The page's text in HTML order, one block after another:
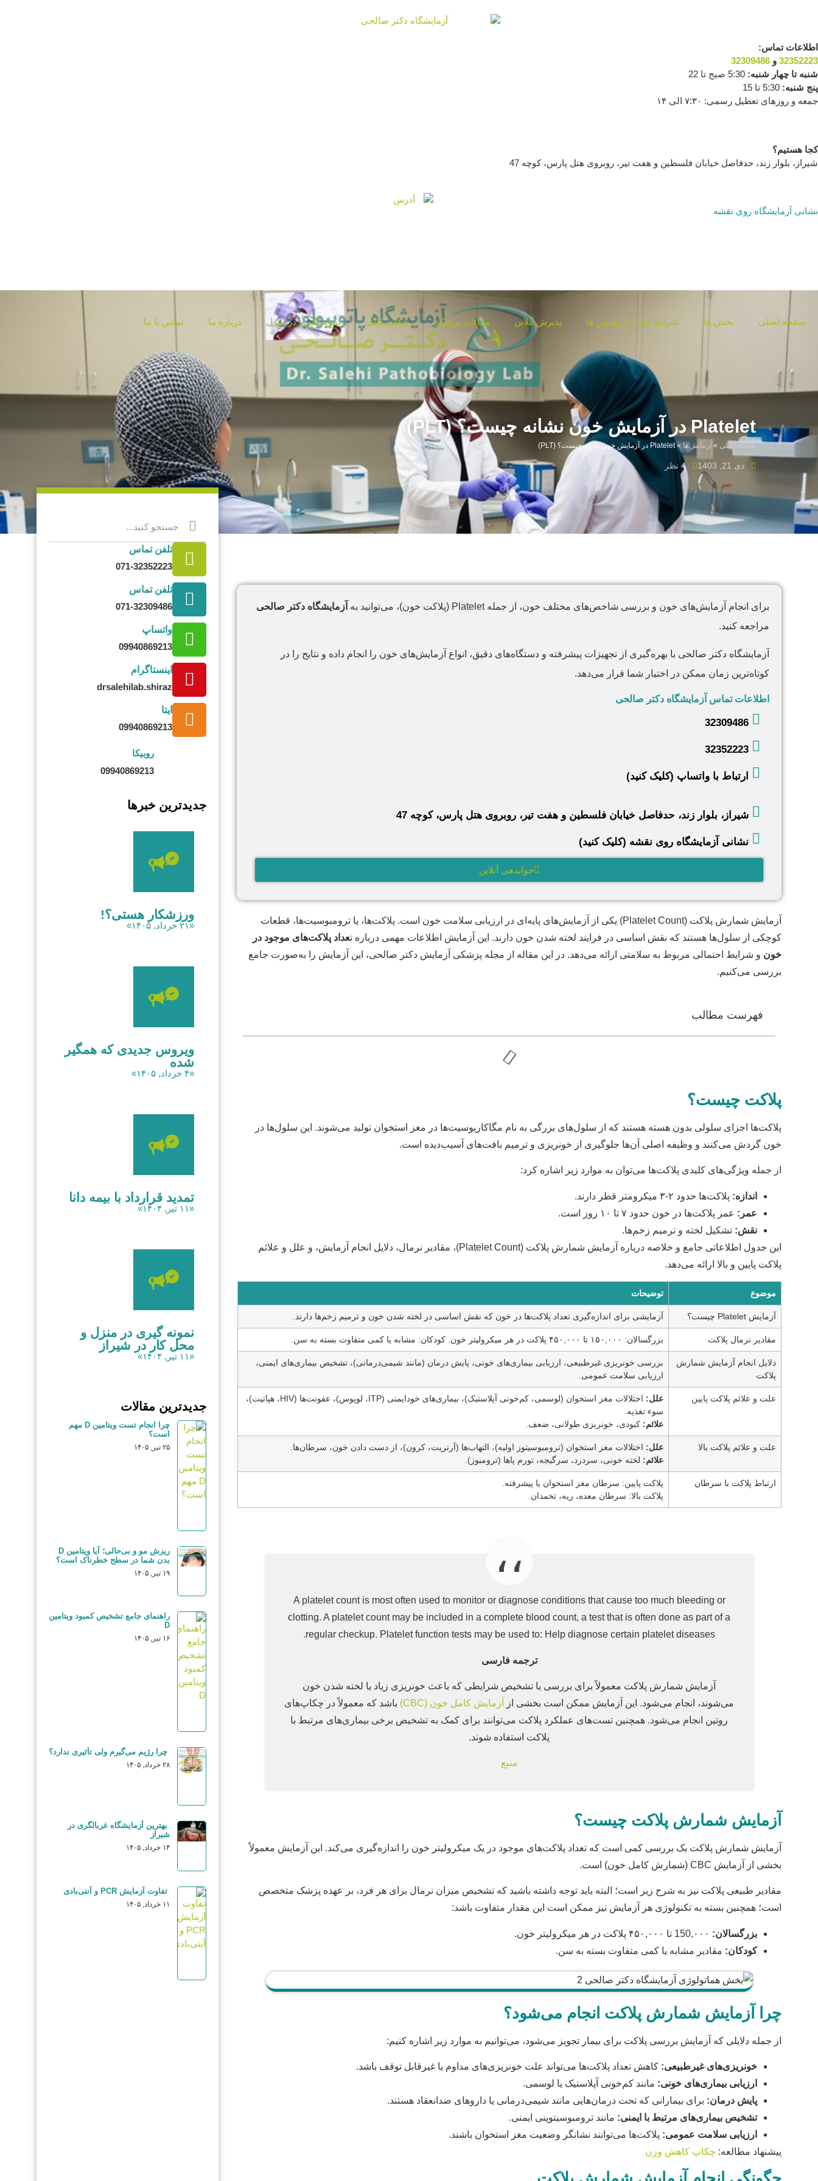
اطلاعات تماس:
32352223 و 32309486
شنبه تا چهار شنبه:
پنج شنبه:
جمعه و روزهای تعطیل رسمی: ۷:۳۰ الی ۱۴
کجا هستیم؟
شیراز، بلوار زند، حدفاصل خیابان فلسطین و هفت تیر، روبروی هتل پارس، کوچه 47
نشانی آزمایشگاه روی نقشه
صفحه اصلی بخش ها شرایط قبل از آزمایش ها پذیرش آنلاین مقالات پزشکی چکاپ کامل نمونه گیری در منزل درباره ما تماس با ما
Platelet در آزمایش خون نشانه چیست؟ (PLT)
صفحه اصلی » آزمایش‌ها»Platelet در آزمایش خون نشانه چیست؟ (PLT)
دی 21, 1403 4 نظر
برای انجام آزمایش‌های خون و بررسی شاخص‌های مختلف خون، از جمله Platelet (پلاکت خون)، می‌توانید به
آزمایشگاه دکتر صالحی
مراجعه کنید.
آزمایشگاه دکتر صالحی با بهره‌گیری از تجهیزات پیشرفته و دستگاه‌های دقیق، انواع آزمایش‌های خون را انجام داده و نتایج را در
کوتاه‌ترین زمان ممکن در اختیار شما قرار می‌دهد.
اطلاعات تماس آزمایشگاه دکتر صالحی
32309486
32352223
ارتباط با واتساپ (کلیک کنید)
شیراز، بلوار زند، حدفاصل خیابان فلسطین و هفت تیر، روبروی هتل پارس، کوچه 47
نشانی آزمایشگاه روی نقشه (کلیک کنید)
جوابدهی آنلاین
آزمایش شمارش پلاکت (Platelet Count) یکی از آزمایش‌های پایه‌ای در ارزیابی سلامت خون است. پلاکت‌ها، یا ترومبوسیت‌ها، قطعات
کوچکی از سلول‌ها هستند که نقش اساسی در فرایند لخته شدن خون دارند. این آزمایش اطلاعات مهمی درباره تعداد پلاکت‌های موجود در
خون و شرایط احتمالی مربوط به سلامتی ارائه می‌دهد. در این مقاله از مجله پزشکی آزمایش دکتر صالحی، این آزمایش را به‌صورت جامع
بررسی می‌کنیم.
فهرست مطالب
پلاکت چیست؟
پلاکت‌ها اجزای سلولی بدون هسته هستند که از سلول‌های بزرگی به نام مگاکاریوسیت‌ها در مغز استخوان تولید می‌شوند. این سلول‌ها در
خون گردش می‌کنند و وظیفه اصلی آن‌ها جلوگیری از خونریزی و ترمیم بافت‌های آسیب‌دیده است.
از جمله ویژگی‌های کلیدی پلاکت‌ها می‌توان به موارد زیر اشاره کرد:
اندازه: پلاکت‌ها حدود ۲-۳ میکرومتر قطر دارند.
عمر: عمر پلاکت‌ها در خون حدود ۷ تا ۱۰ روز است.
نقش: تشکیل لخته و ترمیم زخم‌ها.
این جدول اطلاعاتی جامع و خلاصه درباره آزمایش شمارش پلاکت (Platelet Count)، مقادیر نرمال، دلایل انجام آزمایش، و علل و علائم
پلاکت پایین و بالا ارائه می‌دهد.
موضوع توضیحات
آزمایش Platelet چیست؟ آزمایشی برای اندازه‌گیری تعداد پلاکت‌ها در خون که نقش اساسی در لخته شدن خون و ترمیم زخم‌ها دارند.
مقادیر نرمال پلاکت بزرگسالان: ۱۵۰,۰۰۰ تا ۴۵۰,۰۰۰ پلاکت در هر میکرولیتر خون. کودکان: مشابه یا کمی متفاوت بسته به سن.
دلایل انجام آزمایش شمارش
پلاکت
بررسی خونریزی غیرطبیعی، ارزیابی بیماری‌های خونی، پایش درمان (مانند شیمی‌درمانی)، تشخیص بیماری‌های ایمنی،
ارزیابی سلامت عمومی.
علت و علائم پلاکت پایین علل:
اختلالات مغز استخوان (لوسمی، کم‌خونی آپلاستیک)، بیماری‌های خودایمنی (ITP، لوپوس)، عفونت‌ها (HIV، هپاتیت)،
سوء تغذیه.
علائم: کبودی، خونریزی طولانی، ضعف.
علت و علائم پلاکت بالا علل: اختلالات مغز استخوان (ترومبوسیتوز اولیه)، التهاب‌ها (آرتریت، کرون)، از دست دادن خون، سرطان‌ها.
علائم: لخته خونی، سردرد، سرگیجه، تورم پاها (ترومبوز).
ارتباط پلاکت با سرطان
پلاکت پایین: سرطان مغز استخوان یا پیشرفته.
پلاکت بالا: سرطان معده، ریه، تخمدان.
A platelet count is most often used to monitor or diagnose conditions that cause too much bleeding or
clotting. A platelet count may be included in a complete blood count, a test that is often done as part of a
regular checkup. Platelet function tests may be used to: Help diagnose certain platelet diseases.
ترجمه فارسی
آزمایش شمارش پلاکت معمولاً برای بررسی یا تشخیص شرایطی که باعث خونریزی زیاد یا لخته شدن خون
می‌شوند، انجام می‌شود. این آزمایش ممکن است بخشی از
آزمایش کامل خون (CBC)
باشد که معمولاً در چکاپ‌های
روتین انجام می‌شود. همچنین تست‌های عملکرد پلاکت می‌توانند برای کمک به تشخیص برخی بیماری‌های مرتبط با
پلاکت استفاده شوند.
منبع
آزمایش شمارش پلاکت چیست؟
آزمایش شمارش پلاکت یک بررسی کمی است که تعداد پلاکت‌های موجود در یک میکرولیتر خون را اندازه‌گیری می‌کند. این آزمایش معمولاً
بخشی از آزمایش CBC (شمارش کامل خون) است.
مقادیر طبیعی پلاکت نیز به شرح زیر است؛ البته باید توجه داشته باشید که تشخیص میزان نرمال برای هر فرد، بر عهده پزشک متخصص
است؛ همچنین بسته به تکنولوژی هر آزمایش نیز ممکن است این مقدار متفاوت باشد:
بزرگسالان:
کودکان: مقادیر مشابه یا کمی متفاوت بسته به سن.
چرا آزمایش شمارش پلاکت انجام می‌شود؟
از جمله دلایلی که آزمایش بررسی پلاکت برای بیمار تجویز می‌شود، می‌توانیم به موارد زیر اشاره کنیم:
خونریزی‌های غیرطبیعی: کاهش تعداد پلاکت‌ها می‌تواند علت خونریزی‌های مداوم یا غیرقابل توقف باشد.
ارزیابی بیماری‌های خونی: مانند کم‌خونی آپلاستیک یا لوسمی.
پایش درمان: برای بیمارانی که تحت درمان‌هایی مانند شیمی‌درمانی یا داروهای ضدانعقاد هستند.
تشخیص بیماری‌های مرتبط با ایمنی: مانند ترومبوسیتوپنی ایمنی.
ارزیابی سلامت عمومی: پلاکت‌ها می‌توانند نشانگر وضعیت مغز استخوان باشند.
پیشنهاد مطالعه: چکاپ کاهش وزن
تلفن تماس
071-32352223
تلفن تماس
071-32309486
واتساپ
09940869213
اینستاگرام
drsalehilab.shiraz
ایتا
09940869213
روبیکا
09940869213
جدیدترین خبرها
ورزشکار هستی؟!
«۲۱ خرداد, ۱۴۰۵»
ویروس جدیدی که همگیر
شده
«۴ خرداد, ۱۴۰۵»
تمدید قرارداد با بیمه دانا
«۱۱ تیر, ۱۴۰۴»
نمونه گیری در منزل و
محل کار در شیراز
«۱۱ تیر, ۱۴۰۴»
جدیدترین مقالات
چرا انجام تست ویتامین D مهم
است؟
۲۵ تیر, ۱۴۰۵
ریزش مو و بی‌حالی؛ آیا ویتامین D
بدن شما در سطح خطرناک است؟
۱۹ تیر, ۱۴۰۵
راهنمای جامع تشخیص کمبود ویتامین
D
۱۶ تیر, ۱۴۰۵
چرا رژیم می‌گیرم ولی تأثیری ندارد؟
۲۸ خرداد, ۱۴۰۵
بهترین آزمایشگاه غربالگری در
شیراز
۱۴ خرداد, ۱۴۰۵
تفاوت آزمایش PCR و آنتی‌بادی
۱۱ خرداد, ۱۴۰۵